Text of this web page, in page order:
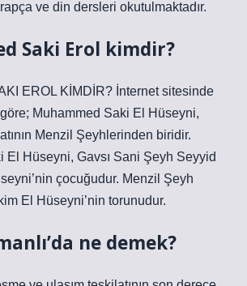
ve din dersleri okutulmaktadır.
Saki Erol kimdir?
EROL KİMDİR? İnternet sitesinde
Muhammed Saki El Hüseyni,
Menzil Şeyhlerinden biridir.
El Hüseyni, Gavsı Sani Şeyh Seyyid
çocuğudur. Menzil Şeyh
El Hüseyni’nin torunudur.
ne demek?